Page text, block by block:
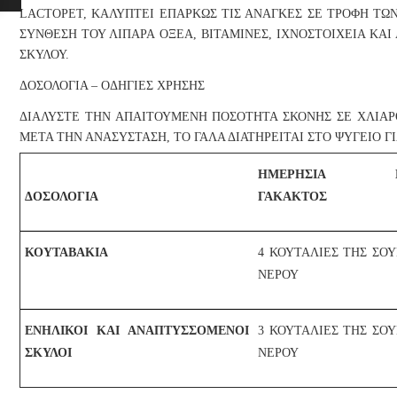
LACTOPET, ΚΑΛΥΠΤΕΙ ΕΠΑΡΚΩΣ ΤΙΣ ΑΝΑΓΚΕΣ ΣΕ ΤΡΟΦΗ
ΣΥΝΘΕΣΗ ΤΟΥ ΛΙΠΑΡΑ ΟΞΕΑ, ΒΙΤΑΜΙΝΕΣ, ΙΧΝΟΣΤΟΙΧΕΙΑ
ΣΚΥΛΟΥ.
ΔΟΣΟΛΟΓΙΑ – ΟΔΗΓΙΕΣ ΧΡΗΣΗΣ
ΔΙΑΛΥΣΤΕ ΤΗΝ ΑΠΑΙΤΟΥΜΕΝΗ ΠΟΣΟΤΗΤΑ ΣΚΟΝΗΣ ΣΕ
ΜΕΤΑ ΤΗΝ ΑΝΑΣΥΣΤΑΣΗ, ΤΟ ΓΑΛΑ ΔΙΑΤΗΡΕΙΤΑΙ ΣΤΟ ΨΥΓΕΙΟ
ΔΟΣΟΛΟΓΙΑ
ΗΜΕΡΗΣΙΑ
ΓΑΚΑΚΤΟΣ
ΚΟΥΤΑΒΑΚΙΑ
4 ΚΟΥΤΑΛΙΕΣ ΤΗΣ
ΝΕΡΟΥ
ΕΝΗΛΙΚΟΙ ΚΑΙ ΑΝΑΠΤΥΣΣΟΜΕΝΟΙ
ΣΚΥΛΟΙ
3 ΚΟΥΤΑΛΙΕΣ ΤΗΣ
ΝΕΡΟΥ